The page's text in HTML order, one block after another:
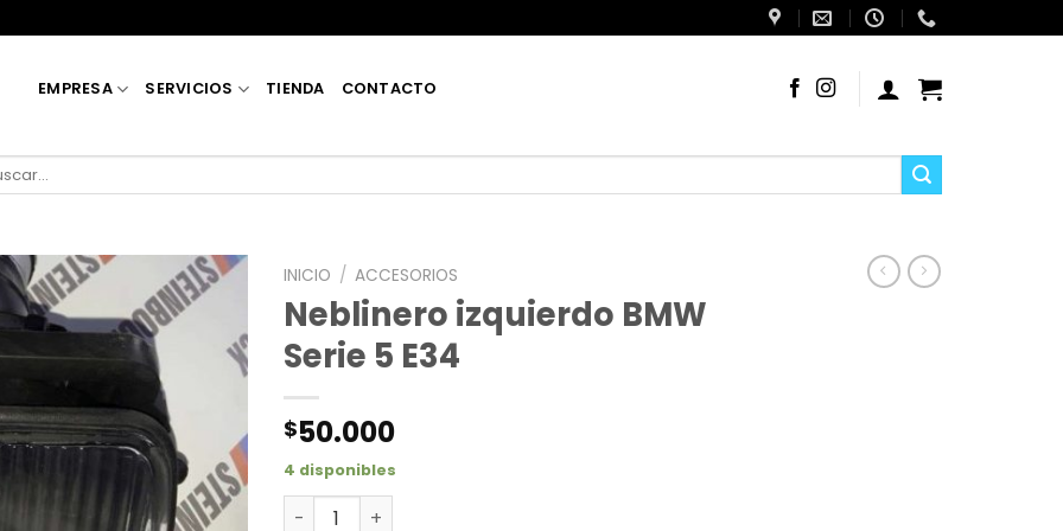
EMPRESA SERVICIOS TIENDA CONTACTO
INICIO / ACCESORIOS
Neblinero izquierdo BMW
Serie 5 E34
$50.000
4 disponibles
Neblinero izquierdo BMW Serie 5 E34 cantidad